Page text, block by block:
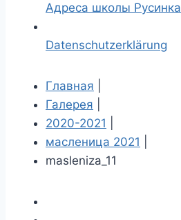
Адреса школы Русинка
Datenschutzerklärung
Главная
Галерея
2020-2021
масленица 2021
masleniza_11